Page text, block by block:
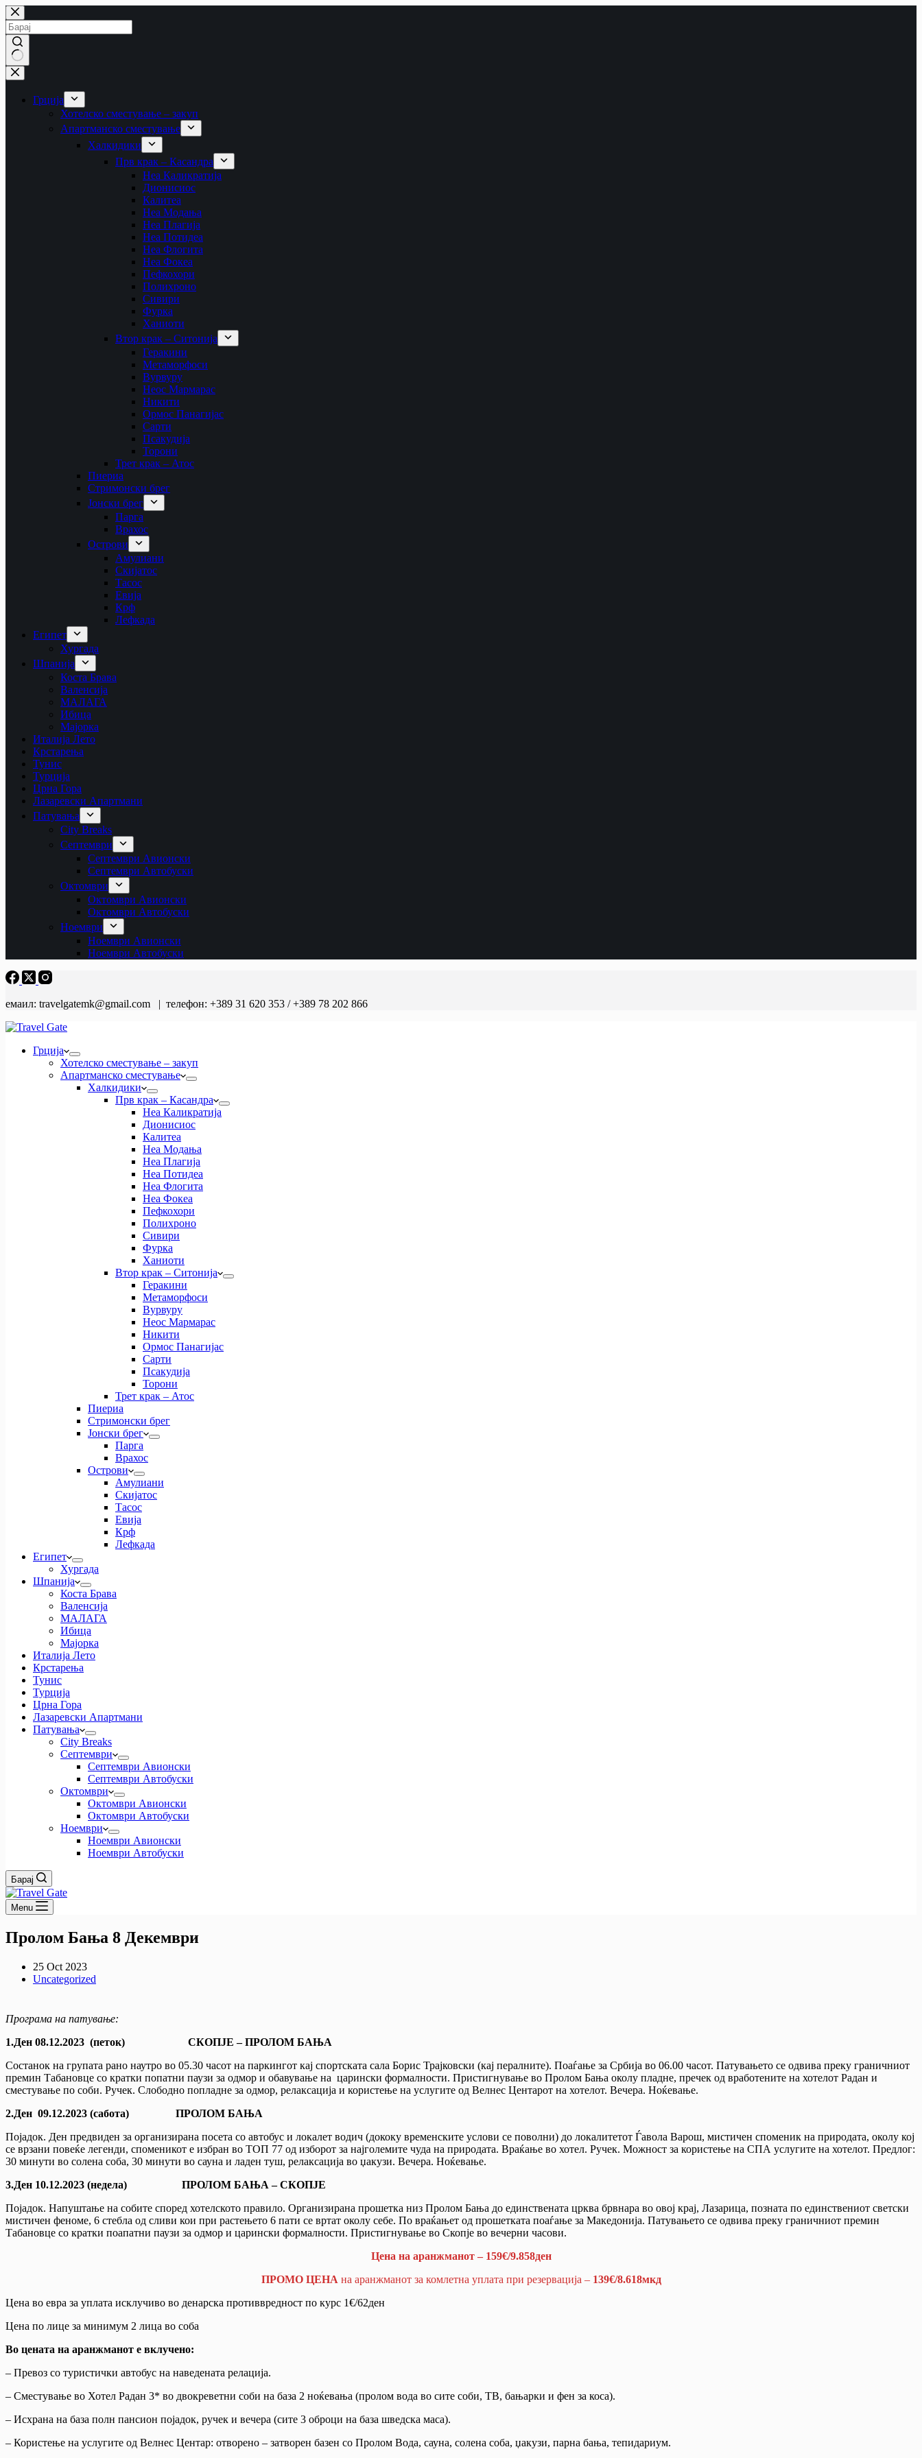
Skip
to
content
No
results
Грција
Хотелско сместување – закуп
Апартманско сместување
Халкидики
Прв крак – Касандра
Неа Каликратија
Дионисиос
Калитеа
Неа Модања
Неа Плагија
Неа Потидеа
Неа Флогита
Неа Фокеа
Пефкохори
Полихроно
Сивири
Фурка
Ханиоти
Втор крак – Ситонија
Геракини
Метаморфоси
Вурвуру
Неос Мармарас
Никити
Ормос Панагијас
Сарти
Псакудија
Торони
Трет крак – Атос
Пиериа
Стримонски брег
Јонски брег
Парга
Врахос
Острови
Амулиани
Скијатос
Тасос
Евија
Крф
Лефкада
Египет
Хургада
Шпанија
Коста Брава
Валенсија
МАЛАГА
Ибица
Мајорка
Италија Лето
Крстарења
Тунис
Турција
Црна Гора
Лазаревски Апартмани
Патувања
City Breaks
Септември
Септември Авионски
Септември Автобуски
Октомври
Октомври Авионски
Октомври Автобуски
Ноември
Ноември Авионски
Ноември Автобуски
емаил: travelgatemk@gmail.com | телефон: +389 31 620 353 / +389 78 202 866
Грција
Хотелско сместување – закуп
Апартманско сместување
Халкидики
Прв крак – Касандра
Неа Каликратија
Дионисиос
Калитеа
Неа Модања
Неа Плагија
Неа Потидеа
Неа Флогита
Неа Фокеа
Пефкохори
Полихроно
Сивири
Фурка
Ханиоти
Втор крак – Ситонија
Геракини
Метаморфоси
Вурвуру
Неос Мармарас
Никити
Ормос Панагијас
Сарти
Псакудија
Торони
Трет крак – Атос
Пиериа
Стримонски брег
Јонски брег
Парга
Врахос
Острови
Амулиани
Скијатос
Тасос
Евија
Крф
Лефкада
Египет
Хургада
Шпанија
Коста Брава
Валенсија
МАЛАГА
Ибица
Мајорка
Италија Лето
Крстарења
Тунис
Турција
Црна Гора
Лазаревски Апартмани
Патувања
City Breaks
Септември
Септември Авионски
Септември Автобуски
Октомври
Октомври Авионски
Октомври Автобуски
Ноември
Ноември Авионски
Ноември Автобуски
Барај
Menu
Пролом Бања 8 Декември
25 Oct 2023
Uncategorized
Програма на патување:
1.Ден 08.12.2023 (петок) СКОПЈЕ – ПРОЛОМ БАЊА
Состанок на групата рано наутро во 05.30 часот на паркингот кај спортската сала Борис Трајковски (кај пералните). Поаѓање за Србија во 06.00 часот. Патувањето се одвива преку граничниот
премин Табановце со кратки попатни паузи за одмор и обавување на царински формалности. Пристигнување во Пролом Бања околу пладне, пречек од вработените на хотелот Радан и
сместување по соби. Ручек. Слободно попладне за одмор, релаксација и користење на услугите од Велнес Центарот на хотелот. Вечера. Ноќевање.
2.Ден 09.12.2023 (сабота) ПРОЛОМ БАЊА
Појадок. Ден предвиден за организирана посета со автобус и локалет водич (дококу временските услови се поволни) до локалитетот Ѓавола Варош, мистичен споменик на природата, околу кој
се врзани повеќе легенди, споменикот е избран во ТОП 77 од изборот за најголемите чуда на природата. Враќање во хотел. Ручек. Можност за користење на СПА услугите на хотелот. Предлог:
30 минути во солена соба, 30 минути во сауна и ладен туш, релаксација во џакузи. Вечера. Ноќевање.
3.Ден 10.12.2023 (недела) ПРОЛОМ БАЊА – СКОПЈЕ
Појадок. Напуштање на собите според хотелското правило. Организирана прошетка низ Пролом Бања до единствената црква брвнара во овој крај, Лазарица, позната по единствениот светски
мистичен феноме, 6 стебла од сливи кои при растењето 6 пати се вртат околу себе. По враќањет од прошетката поаѓање за Македонија. Патувањето се одвива преку граничниот премин
Табановце со кратки поапатни паузи за одмор и царински формалности. Пристигнување во Скопје во вечерни часови.
Цена на аранжманот – 159€/9.858ден
ПРОМО ЦЕНА на аранжманот за комлетна уплата при резервација – 139€/8.618мкд
Цена во евра за уплата исклучиво во денарска противвредност по курс 1€/62ден
Цена по лице за минимум 2 лица во соба
Во цената на аранжманот е вклучено:
– Превоз со туристички автобус на наведената релација.
– Сместување во Хотел Радан 3* во двокреветни соби на база 2 ноќевања (пролом вода во сите соби, ТВ, бањарки и фен за коса).
– Исхрана на база полн пансион појадок, ручек и вечера (сите 3 оброци на база шведска маса).
– Користење на услугите од Велнес Центар: отворено – затворен базен со Пролом Вода, сауна, солена соба, џакузи, парна бања, тепидариум.